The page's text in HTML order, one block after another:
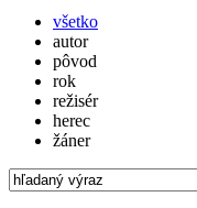
všetko
autor
pôvod
rok
režisér
herec
žáner